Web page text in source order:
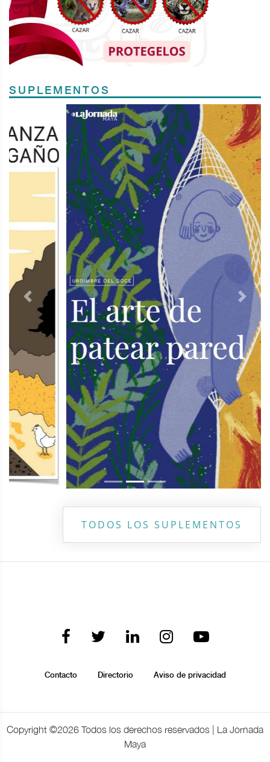
SUPLEMENTOS
Previous Next
TODOS LOS SUPLEMENTOS
Contacto Directorio Aviso de privacidad
Copyright ©2026 Todos los derechos reservados | La Jornada
Maya